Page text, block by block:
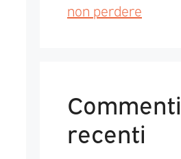
non perdere
Commenti
recenti